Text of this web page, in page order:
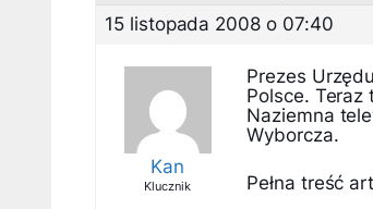
15 listopada 2008 o 07:40
Kan
Klucznik
Prezes
Polsce. Teraz
Naziemna
Wyborcza.
Pełna treść